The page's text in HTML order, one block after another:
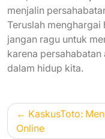
menjalin
Teruslah menghargai
jangan ragu untuk
karena
dalam hidup kita.
Post
navigation
KaskusToto:
Online